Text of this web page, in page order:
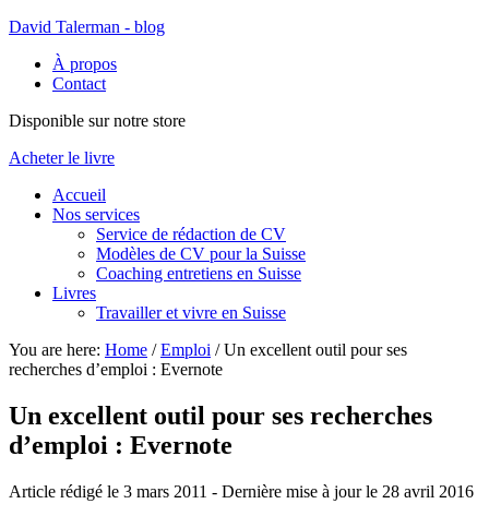
David Talerman - blog
À propos
Contact
Disponible sur notre store
Acheter le livre
Accueil
Nos services
Service de rédaction de CV
Modèles de CV pour la Suisse
Coaching entretiens en Suisse
Livres
Travailler et vivre en Suisse
You are here: Home / Emploi /Un excellent outil pour ses
recherches d’emploi : Evernote
Un excellent outil pour ses recherches
d’emploi : Evernote
Article rédigé le 3 mars 2011 - Dernière mise à jour le 28 avril 2016